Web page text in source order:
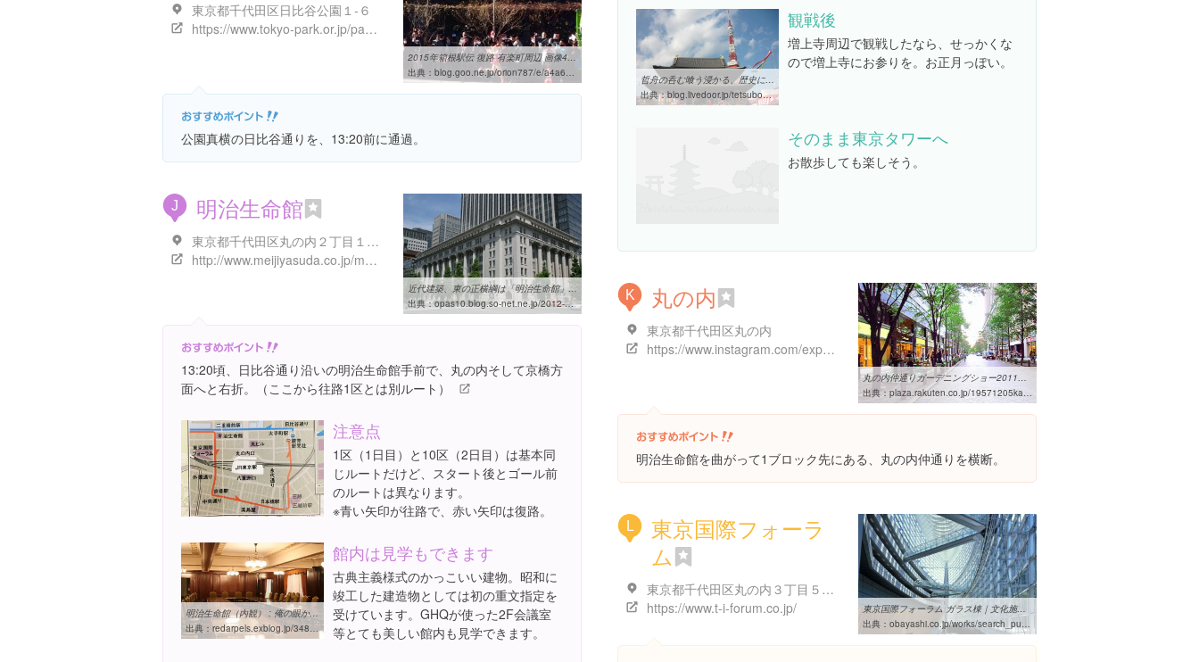
哲舟の呑む喰う浸かる、歴史に憩う : 増上寺へ初詣。皇女和宮さんの ...
出典：blog.livedoor.jp/tetsubo8/archives/65687996.html
観戦後
増上寺周辺で観戦したなら、せっかくな
ので増上寺にお参りを。お正月っぽい。
そのまま東京タワーへ
お散歩しても楽しそう。
東京都千代田区日比谷公園１-６
https://www.tokyo-park.or.jp/park/format/index037.html
2015年箱根駅伝 復路 有楽町周辺 画像4枚 - ・・orionの首飾り
出典： blog.goo.ne.jp/orion787/e/a4a66bee2c36cc6deaa24d457f2d8663
公園真横の日比谷通りを、13:20前に通過。
J 明治生命館
東京都千代田区丸の内２丁目１-１
http://www.meijiyasuda.co.jp/meiji_seimeikan/
近代建築、東の正横綱は「明治生命館」（1）：棚からぼたもちVisual ...
出典：opas10.blog.so-net.ne.jp/2012-07-08
13:20頃、日比谷通り沿いの明治生命館手前で、丸の内そして京橋方
面へと右折。（ここから往路1区とは別ルート）
注意点
1区（1日目）と10区（2日目）は基本同
じルートだけど、スタート後とゴール前
のルートは異なります。
※青い矢印が往路で、赤い矢印は復路。
明治生命館（内観） : 俺の眼からコンニチワ
出典： redarpels.exblog.jp/3489750
館内は見学もできます
古典主義様式のかっこいい建物。昭和に
竣工した建造物としては初の重文指定を
受けています。GHQが使った2F会議室
等とても美しい館内も見学できます。
K 丸の内
東京都千代田区丸の内
https://www.instagram.com/explore/locations/102240
丸の内仲通りガーデニングショー2011だよ～（＾＾）b | かにゃか ...
出典： plaza.rakuten.co.jp/19571205kanae/diary/201110250000
明治生命館を曲がって1ブロック先にある、丸の内仲通りを横断。
L
東京国際フォーラ
ム
東京都千代田区丸の内３丁目５-１
https://www.t-i-forum.co.jp/
東京国際フォーラム ガラス棟｜文化施設｜実績の紹介｜大林組
出典： obayashi.co.jp/works/search_purpose/search_purpose5/work_144